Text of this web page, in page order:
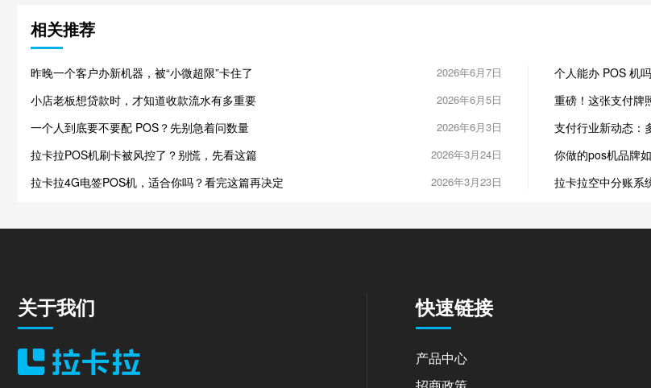
相关推荐
昨晚一个客户办新机器，被“小微超限”卡住了 2026年6月7日
小店老板想贷款时，才知道收款流水有多重要 2026年6月5日
一个人到底要不要配 POS？先别急着问数量 2026年6月3日
拉卡拉POS机刷卡被风控了？别慌，先看这篇 2026年3月24日
拉卡拉4G电签POS机，适合你吗？看完这篇再决定 2026年3月23日
个人能办 POS 机
重磅！这张支付牌
支付行业新动态：
你做的pos机品牌
拉卡拉空中分账系
关于我们 快速链接
产品中心